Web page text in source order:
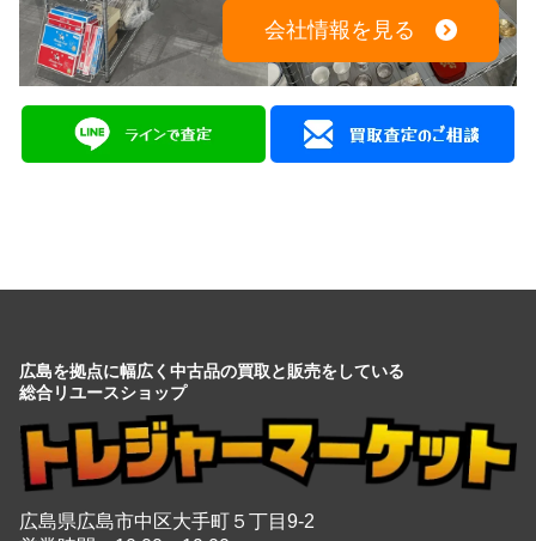
会社情報を見る
広島を拠点に幅広く中古品の買取と販売をしている
総合リユースショップ
広島県広島市中区大手町５丁目9-2